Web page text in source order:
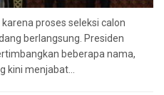
proses seleksi calon
berlangsung. Presiden
beberapa nama,
kini menjabat...